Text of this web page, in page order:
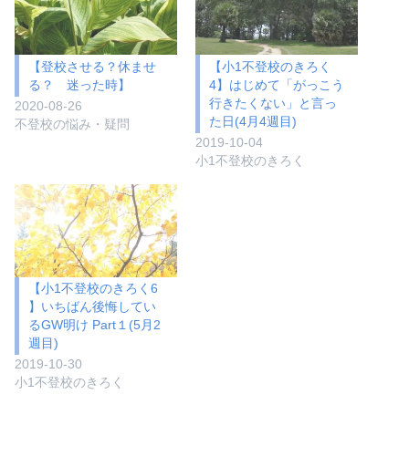
【登校させる？休ませ
る？ 迷った時】
2020-08-26
不登校の悩み・疑問
【小1不登校のきろく
4】はじめて「がっこう
行きたくない」と言っ
た日(4月4週目)
2019-10-04
小1不登校のきろく
【小1不登校のきろく6
】いちばん後悔してい
るGW明け Part１(5月2
週目)
2019-10-30
小1不登校のきろく